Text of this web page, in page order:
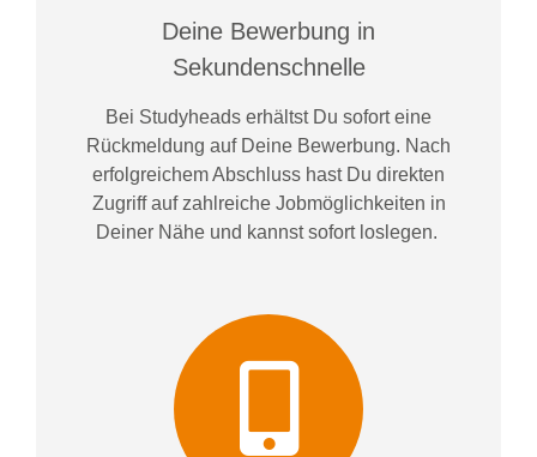
Deine Bewerbung in
Sekundenschnelle
Bei Studyheads erhältst Du sofort eine
Rückmeldung auf Deine Bewerbung. Nach
erfolgreichem Abschluss hast Du direkten
Zugriff auf zahlreiche Jobmöglichkeiten in
Deiner Nähe und kannst sofort loslegen.